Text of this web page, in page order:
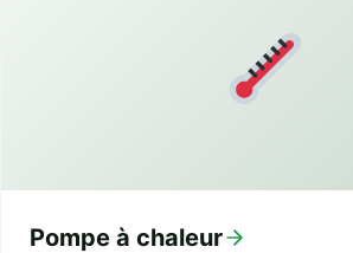
Pompe à chaleur